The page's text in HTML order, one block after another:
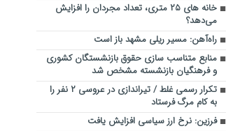
خانه های ۲۵ متری، تعداد مجردان را افزایش
می‌دهد؟
راه‌‍‌آهن: مسیر ریلی مشهد باز است
منابع متناسب سازی حقوق بازنشستگان کشوری
و فرهنگیان بازنشسته مشخص شد
تکرار رسمی غلط / تیراندازی در عروسی ۲ نفر را
به کام مرگ فرستاد
فرزین: نرخ ارز سیاسی افزایش یافت